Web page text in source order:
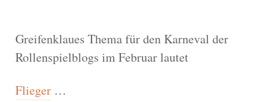
Greifenklaues Thema für den Karneval der
Rollenspielblogs im Februar lautet
Flieger …